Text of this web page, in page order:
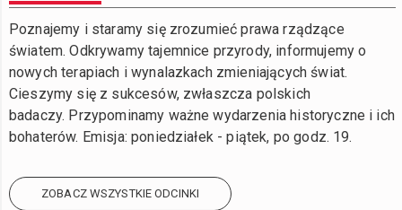
Poznajemy i staramy się zrozumieć prawa rządzące
światem. Odkrywamy tajemnice przyrody, informujemy o
nowych terapiach i wynalazkach zmieniających świat.
Cieszymy się z sukcesów, zwłaszcza polskich
badaczy. Przypominamy ważne wydarzenia historyczne i ich
bohaterów. Emisja: poniedziałek - piątek, po godz. 19.
ZOBACZ WSZYSTKIE ODCINKI